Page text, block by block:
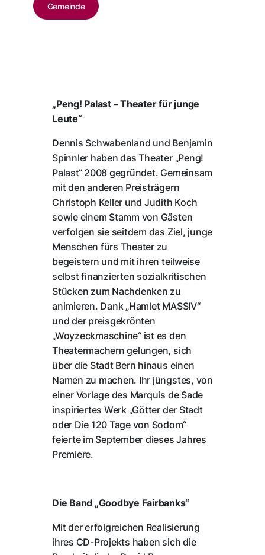
Gemeinde
„Peng! Palast – Theater für junge
Leute“
Dennis Schwabenland und Benjamin
Spinnler haben das Theater „Peng!
Palast“ 2008 gegründet. Gemeinsam
mit den anderen Preisträgern
Christoph Keller und Judith Koch
sowie einem Stamm von Gästen
verfolgen sie seitdem das Ziel, junge
Menschen fürs Theater zu
begeistern und mit ihren teilweise
selbst finanzierten sozialkritischen
Stücken zum Nachdenken zu
animieren. Dank „Hamlet MASSIV“
und der preisgekrönten
„Woyzeckmaschine“ ist es den
Theatermachern gelungen, sich
über die Stadt Bern hinaus einen
Namen zu machen. Ihr jüngstes, von
einer Vorlage des Marquis de Sade
inspiriertes Werk „Götter der Stadt
oder Die 120 Tage von Sodom“
feierte im September dieses Jahres
Premiere.
Die Band „Goodbye Fairbanks“
Mit der erfolgreichen Realisierung
ihres CD-Projekts haben sich die